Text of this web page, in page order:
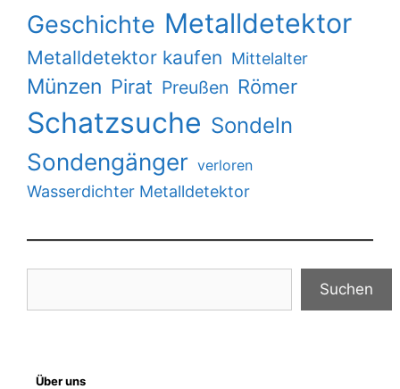
Geschichte Metalldetektor
Metalldetektor kaufen Mittelalter
Münzen Pirat Preußen Römer
Schatzsuche Sondeln
Sondengänger verloren
Wasserdichter Metalldetektor
Suchen
Über uns